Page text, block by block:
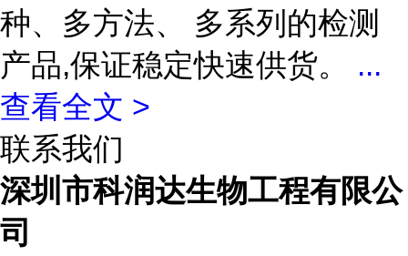
种、多方法、 多系列的检测
产品,保证稳定快速供货。 ...
查看全文 >
联系我们
深圳市科润达生物工程有限公
司